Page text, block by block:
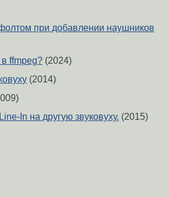
при добавлении наушников
в ffmpeg? (2024)
(2014)
In на другую звуковуху. (2015)